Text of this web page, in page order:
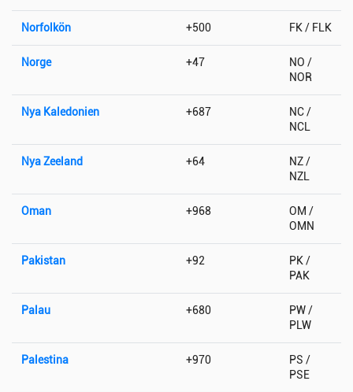
Norfolkön +500 FK / FLK
Norge +47
NO /
NOR
Nya Kaledonien +687
NC /
NCL
Nya Zeeland +64
NZ /
NZL
Oman +968
OM /
OMN
Pakistan +92
PK /
PAK
Palau +680
PW /
PLW
Palestina +970
PS /
PSE